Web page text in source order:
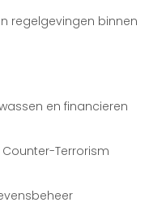
regelgevingen binnen
en financieren
Counter-Terrorism